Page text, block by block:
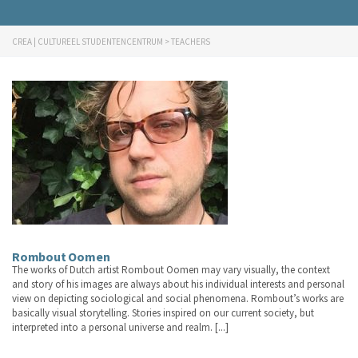
CREA | CULTUREEL STUDENTENCENTRUM > TEACHERS
Rombout Oomen
The works of Dutch artist Rombout Oomen may vary visually, the context
and story of his images are always about his individual interests and personal
view on depicting sociological and social phenomena. Rombout’s works are
basically visual storytelling. Stories inspired on our current society, but
interpreted into a personal universe and realm. [...]